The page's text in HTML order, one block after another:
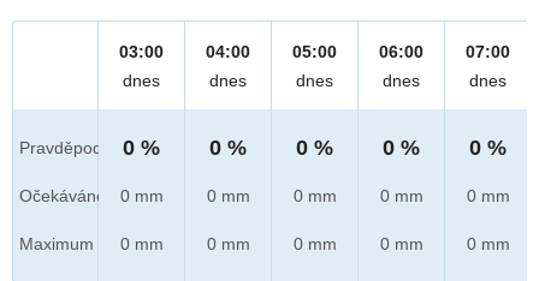
Pravděpod.
Očekáváno
Maximum
03:00
dnes
0 %
0 mm
0 mm
04:00
dnes
0 %
0 mm
0 mm
05:00
dnes
0 %
0 mm
0 mm
06:00
dnes
0 %
0 mm
0 mm
07:00
dnes
0 %
0 mm
0 mm